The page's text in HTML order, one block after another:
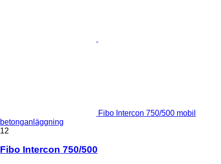
Fibo Intercon 750/500 mobil
betonganläggning
12
Fibo Intercon 750/500